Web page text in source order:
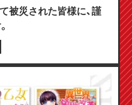
被災された皆様に、謹